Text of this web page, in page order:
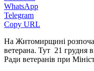
WhatsApp
Telegram
Copy URL
На Житомирщині
ветерана. Тут 21 грудня
Ради ветеранів при